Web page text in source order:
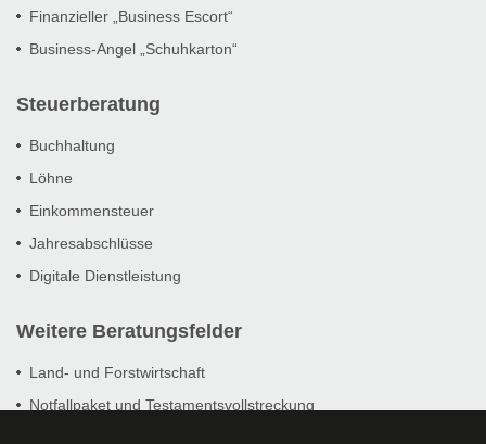
Finanzieller „Business Escort“
Business-Angel „Schuhkarton“
Steuerberatung
Buchhaltung
Löhne
Einkommensteuer
Jahresabschlüsse
Digitale Dienstleistung
Weitere Beratungsfelder
Land- und Forstwirtschaft
Notfallpaket und Testamentsvollstreckung